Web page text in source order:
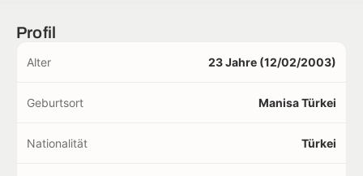
Profil
Alter 23 Jahre (12/02/2003)
Geburtsort Manisa Türkei
Nationalität Türkei